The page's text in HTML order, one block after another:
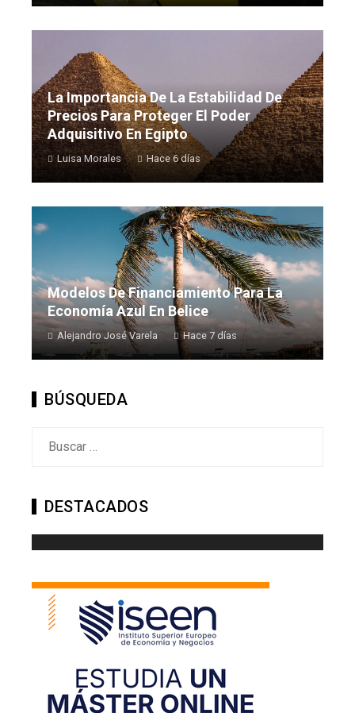
La Importancia De La Estabilidad De
Precios Para Proteger El Poder
Adquisitivo En Egipto
Luisa Morales Hace 6 días
Modelos De Financiamiento Para La
Economía Azul En Belice
Alejandro José Varela Hace 7 días
BÚSQUEDA
DESTACADOS